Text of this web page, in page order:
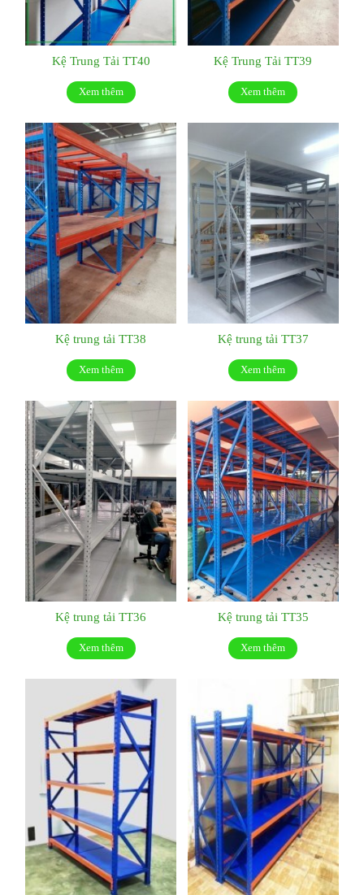
Kệ Trung Tải TT40
Xem thêm
Kệ Trung Tải TT39
Xem thêm
Kệ trung tải TT38
Xem thêm
Kệ trung tải TT37
Xem thêm
Kệ trung tải TT36
Xem thêm
Kệ trung tải TT35
Xem thêm